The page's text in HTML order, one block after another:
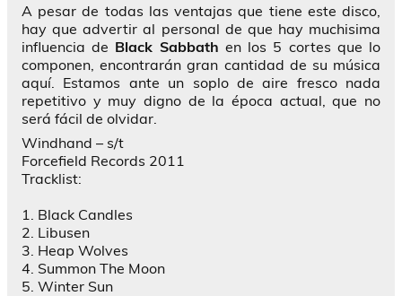
A pesar de todas las ventajas que tiene este disco,
hay que advertir al personal de que hay muchisima
influencia de Black Sabbath en los 5 cortes que lo
componen, encontrarán gran cantidad de su música
aquí. Estamos ante un soplo de aire fresco nada
repetitivo y muy digno de la época actual, que no
será fácil de olvidar.
Windhand – s/t
Forcefield Records 2011
Tracklist:
1. Black Candles
2. Libusen
3. Heap Wolves
4. Summon The Moon
5. Winter Sun